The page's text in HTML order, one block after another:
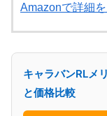
Amazonで詳細
キャラバンRLメ
と価格比較